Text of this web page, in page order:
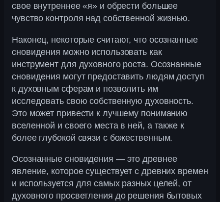
свое внутреннее «я» и обрести большее
чувство контроля над собственной жизнью.
Наконец, некоторые считают, что осознанные
сновидения можно использовать как
инструмент для духовного роста. Осознанные
сновидения могут предоставить людям доступ
к духовным сферам и позволить им
исследовать свою собственную духовность.
Это может привести к лучшему пониманию
вселенной и своего места в ней, а также к
более глубокой связи с божественным.
Осознанные сновидения — это древнее
явление, которое существует с древних времен
и используется для самых разных целей, от
духовного просветления до решения бытовых